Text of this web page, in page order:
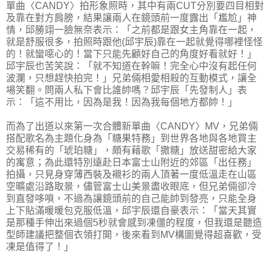
單曲〈CANDY〉拍形象照時，其中有兩CUT分別要四目相對
及靠在對方肩膀，結果讓兩人在鏡頭前一度露出「尷尬」神
情，邱勝翊一臉無奈表示：「之前都是跟女主角靠在一起，
就是舒服很多，拍照時跟他(邱宇辰)靠在一起就覺得哪裡怪怪
的！就蠻噁心的！當下只能先顧好自己的角度好看就好！」
邱宇辰也苦笑說：「就不知道在幹嘛！完全心中沒有起任何
波瀾，只想趕快拍完！」兄弟倆相愛相殺的互動模式，讓全
場笑翻。問兩人私下會比誰帥嗎？邱宇辰「先發制人」表
示：「這不用比，因為是我！因為我每個地方都帥！」
而為了出道以來第一次合體新單曲〈CANDY〉MV，兄弟倆
搭配歌名為主題化身為「糖果特務」到世界各地與各地買主
交易稀有的「琥珀糖」，頗有藉歌「撒糖」放送甜密給大家
的寓意；為此還特別遠赴日本富士山附近的郊區「出任務」
拍攝，只見身穿薄西裝及襯衫的兩人頂著一度低溫走在山區
空曠處沿路取景，儘管富士山美景盡收眼底，但兄弟倆卻冷
到直發哆嗩，不過為讓鏡頭前的自己能帥到發亮，只能全身
上下貼滿暖暖包克服低溫，邱宇辰還自豪表示：「當天其實
是那種手伸出來過個5秒就會感到凍僵的程度，但我還是聽造
型師建議把整個衣領打開，後來看到MV構圖覺得超喜歡，受
凍是值得了！」